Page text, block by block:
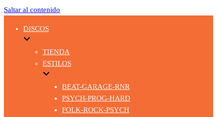
Saltar al contenido
DISCOS
TIENDA
ESTILOS
BEAT-GARAGE-RNR
PSYCH-PROG-HARD
FOLK-ROCK-PSYCH